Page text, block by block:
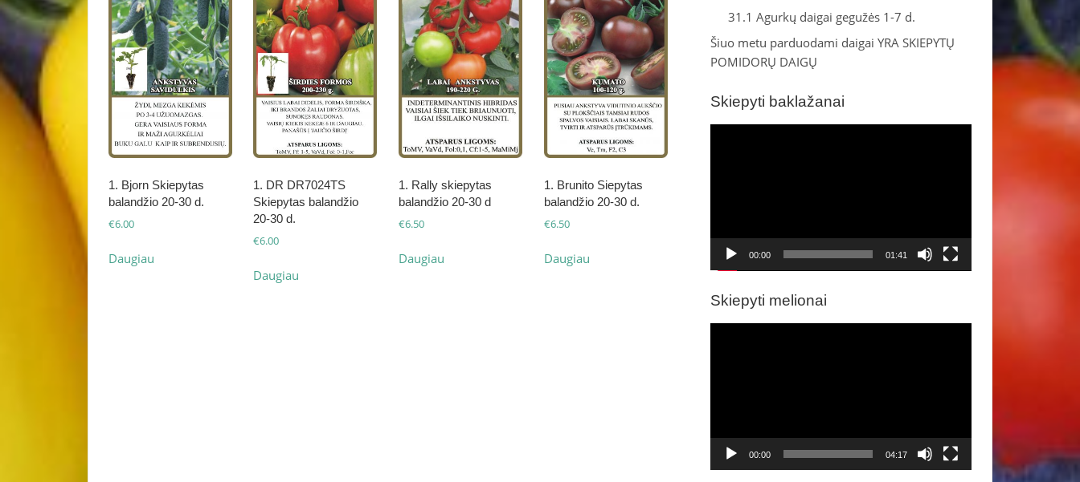
1. Bjorn Skiepytas
balandžio 20-30 d.
€6.00
Daugiau
1. DR DR7024TS
Skiepytas balandžio
20-30 d.
€6.00
Daugiau
1. Rally skiepytas
balandžio 20-30 d
€6.50
Daugiau
1. Brunito Siepytas
balandžio 20-30 d.
€6.50
Daugiau
31.1 Agurkų daigai gegužės 1-7 d.
Šiuo metu parduodami daigai YRA SKIEPYTŲ
POMIDORŲ DAIGŲ
Skiepyti baklažanai
00:00 01:41
Skiepyti melionai
00:00 04:17